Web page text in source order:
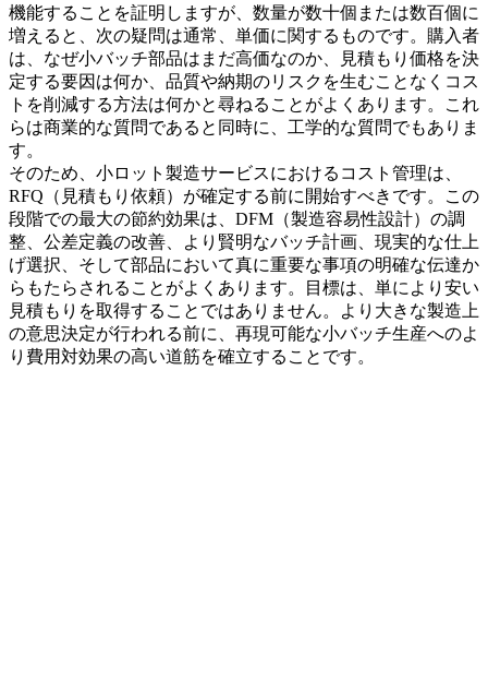
機能することを証明しますが、数量が数十個または数百個に
増えると、次の疑問は通常、単価に関するものです。購入者
は、なぜ小バッチ部品はまだ高価なのか、見積もり価格を決
定する要因は何か、品質や納期のリスクを生むことなくコス
トを削減する方法は何かと尋ねることがよくあります。これ
らは商業的な質問であると同時に、工学的な質問でもありま
す。
そのため、 小ロット製造サービスにおけるコスト管理は、
RFQ（見積もり依頼）が確定する前に開始すべきです。この
段階での最大の節約効果は、DFM（製造容易性設計）の調
整、公差定義の改善、より賢明なバッチ計画、現実的な仕上
げ選択、そして部品において真に重要な事項の明確な伝達か
らもたらされることがよくあります。目標は、単により安い
見積もりを取得することではありません。より大きな製造上
の意思決定が行われる前に、再現可能な小バッチ生産へのよ
り費用対効果の高い道筋を確立することです。